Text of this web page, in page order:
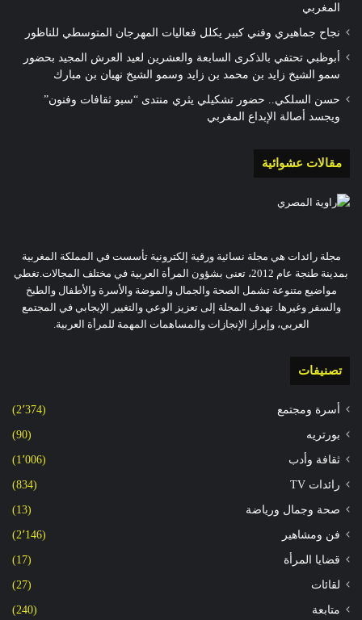
المغربي
نجاح جماهيري وفني كبير يكلل فعاليات المهرجان المتوسطي للناظور
أبوظبي تحتفي بالذكرى السابعة والعشرين لعيد العرش المجيد بحضور
سمو الشيخ زايد بن محمد بن زايد وسمو الشيخ نهيان بن مبارك
حسن السلكي.. حضور تشكيلي يثري منتدى “سبو ثقافات وفنون”
ويجسد أصالة الإبداع المغربي
مقالات عشوائية
مجلة رائدات هي مجلة نسائية ورقية إلكترونية تأسست في المملكة المغربية
بمدينة طنجة عام 2012، تعنى بشؤون المرأة العربية في مختلف المجالات.تغطي
مواضيع متنوعة تشمل الصحة والجمال والموضة والأسرة والأطفال والطبخ
والسفر وغيرها. تهدف المجلة إلى تعزيز الوعي والتغيير الإيجابي في المجتمع
العربي، وإبراز الإنجازات والمساهمات المهمة للمرأة العربية.
تصنيفات
أسرة ومجتمع (2٬374)
بورتريه (90)
ثقافة وأدب (1٬006)
رائدات TV (834)
صحة وجمال ورياضة (13)
فن ومشاهير (2٬146)
قضايا المرأة (17)
لقائات (27)
متابعة (240)